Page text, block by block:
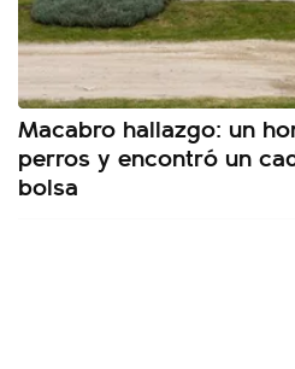
Macabro hallazgo: un
perros y encontró un
bolsa